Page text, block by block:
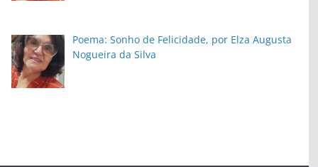
Poema: Sonho de Felicidade, por Elza Augusta
Nogueira da Silva